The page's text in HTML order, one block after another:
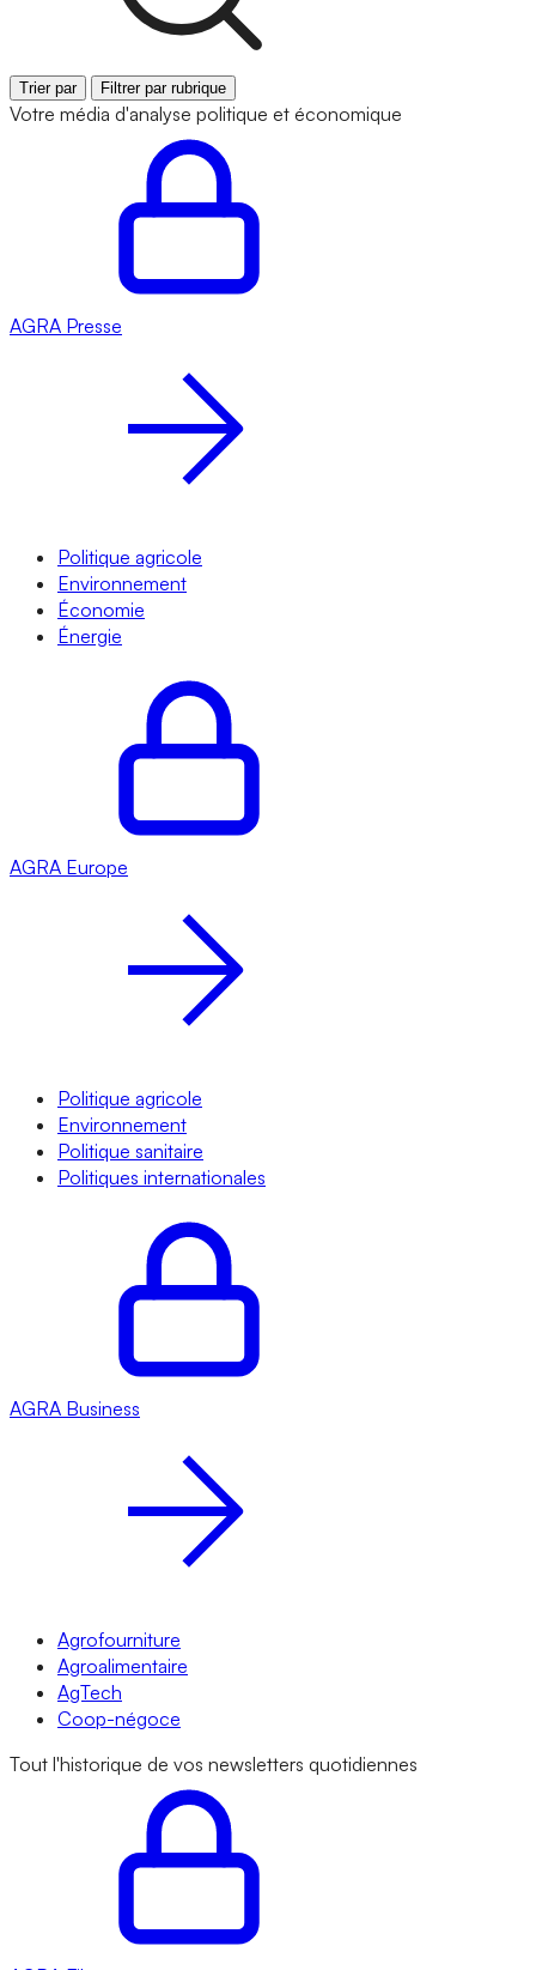
Trier par Filtrer par rubrique
Votre média d'analyse politique et économique
AGRA Presse
Politique agricole
Environnement
Économie
Énergie
AGRA Europe
Politique agricole
Environnement
Politique sanitaire
Politiques internationales
AGRA Business
Agrofourniture
Agroalimentaire
AgTech
Coop-négoce
Tout l'historique de vos newsletters quotidiennes